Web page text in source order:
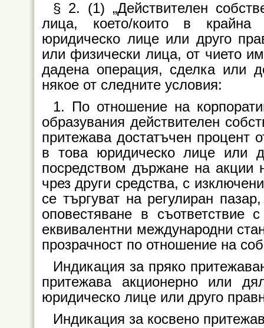
§ 2. (1) „Действителен
лица, което/които в крайна
юридическо лице или друго
или физически лица, от чието
дадена операция, сделка или
някое от следните условия:
1. По отношение на
образувания действителен
притежава достатъчен процент
в това юридическо лице или
посредством държане на акции
чрез други средства, с
се търгуват на регулиран
оповестяване в
еквивалентни международни
прозрачност по отношение на
Индикация за пряко
притежава акционерно или
юридическо лице или друго
Индикация за косвено